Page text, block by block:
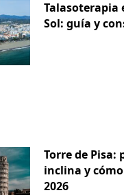
Talasoterapia
Sol: guía y
Torre de Pisa:
inclina y
2026